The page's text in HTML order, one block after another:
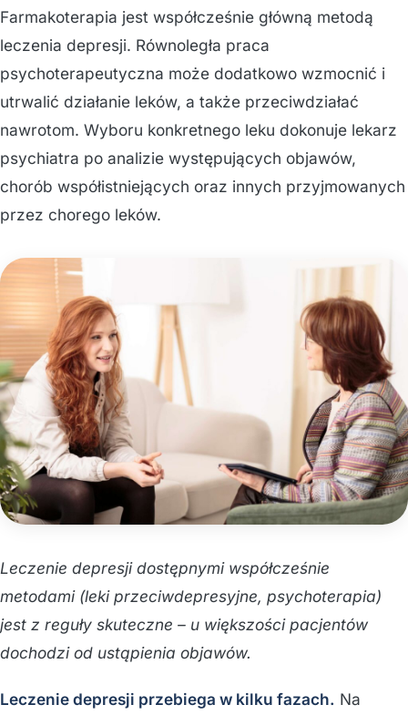
Farmakoterapia jest współcześnie główną metodą
leczenia depresji. Równoległa praca
psychoterapeutyczna może dodatkowo wzmocnić i
utrwalić działanie leków, a także przeciwdziałać
nawrotom. Wyboru konkretnego leku dokonuje lekarz
psychiatra po analizie występujących objawów,
chorób współistniejących oraz innych przyjmowanych
przez chorego leków.
Leczenie depresji dostępnymi współcześnie
metodami (leki przeciwdepresyjne, psychoterapia)
jest z reguły skuteczne – u większości pacjentów
dochodzi od ustąpienia objawów.
Leczenie depresji przebiega w kilku fazach. Na